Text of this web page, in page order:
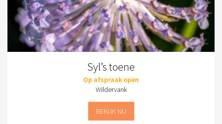
Syl’s toene
Op afspraak open
Wildervank
BEKIJK NU